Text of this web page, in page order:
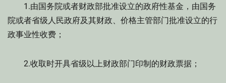
1.由国务院或者财政部批准设立的政府性基金，由国务
院或者省级人民政府及其财政、价格主管部门批准设立的行
政事业性收费；
2.收取时开具省级以上财政部门印制的财政票据；